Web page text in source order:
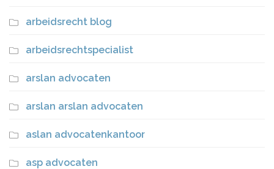
arbeidsrecht blog
arbeidsrechtspecialist
arslan advocaten
arslan arslan advocaten
aslan advocatenkantoor
asp advocaten